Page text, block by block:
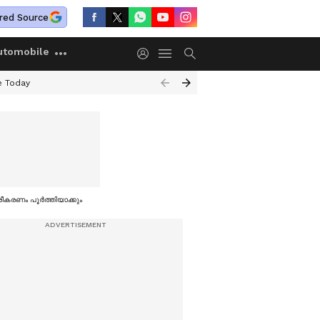
Source
Today
പൂര്‍ത്തിയാക്കും